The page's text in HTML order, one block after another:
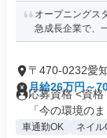
オープニングス
急成長企業で、
〒470-0232愛
月給26万円～
応募資格 <資
「今の環境の
車通勤OK ネイル